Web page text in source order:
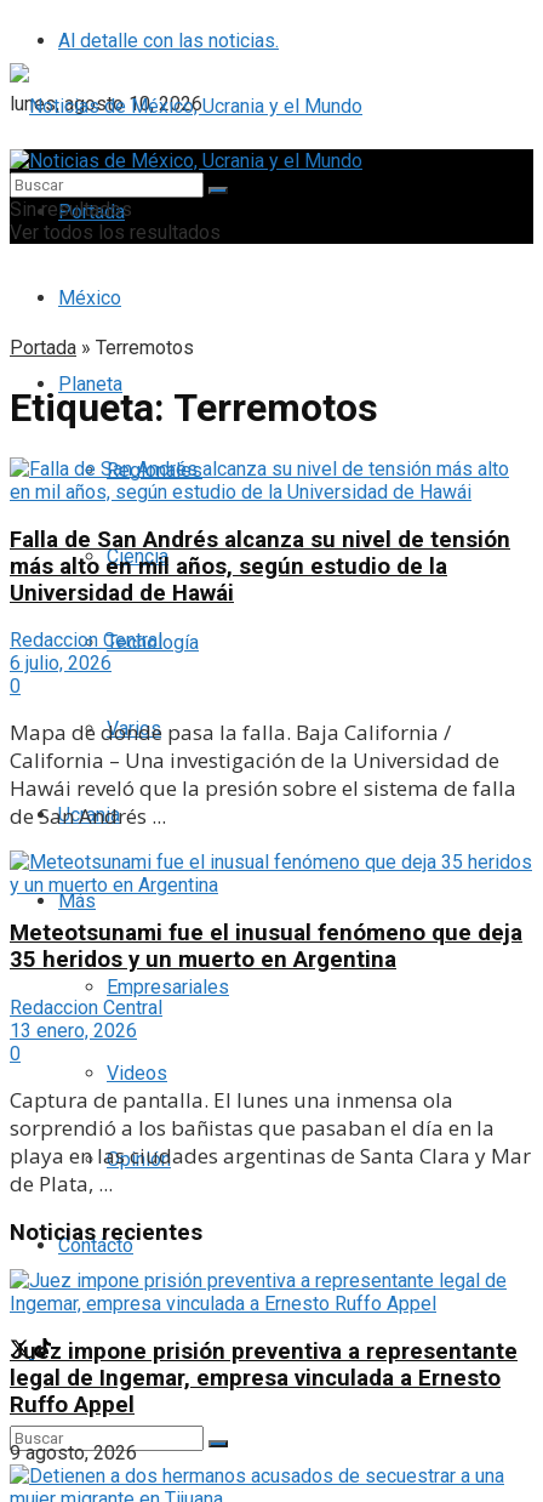
Al detalle con las noticias.
lunes, agosto 10, 2026
Portada
México
Planeta
Regionales
Ciencia
Tecnología
Varios
Ucrania
Más
Empresariales
Videos
Opinión
Contácto
Sin resultados
Ver todos los resultados
Portada » Terremotos
Etiqueta: Terremotos
Falla de San Andrés alcanza su nivel de tensión
más alto en mil años, según estudio de la
Universidad de Hawái
Redaccion Central
6 julio, 2026
0
Mapa de donde pasa la falla. Baja California /
California – Una investigación de la Universidad de
Hawái reveló que la presión sobre el sistema de falla
de San Andrés ...
Meteotsunami fue el inusual fenómeno que deja
35 heridos y un muerto en Argentina
Redaccion Central
13 enero, 2026
0
Captura de pantalla. El lunes una inmensa ola
sorprendió a los bañistas que pasaban el día en la
playa en las ciudades argentinas de Santa Clara y Mar
de Plata, ...
Noticias recientes
Juez impone prisión preventiva a representante
legal de Ingemar, empresa vinculada a Ernesto
Ruffo Appel
9 agosto, 2026